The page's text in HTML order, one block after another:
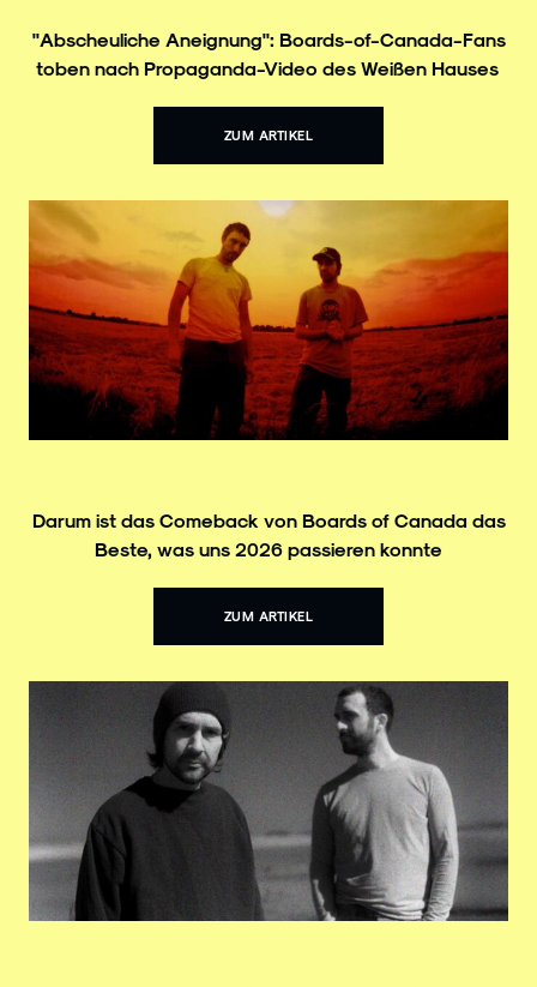
"Abscheuliche Aneignung": Boards-of-Canada-Fans
toben nach Propaganda-Video des Weißen Hauses
ZUM ARTIKEL
Darum ist das Comeback von Boards of Canada das
Beste, was uns 2026 passieren konnte
ZUM ARTIKEL